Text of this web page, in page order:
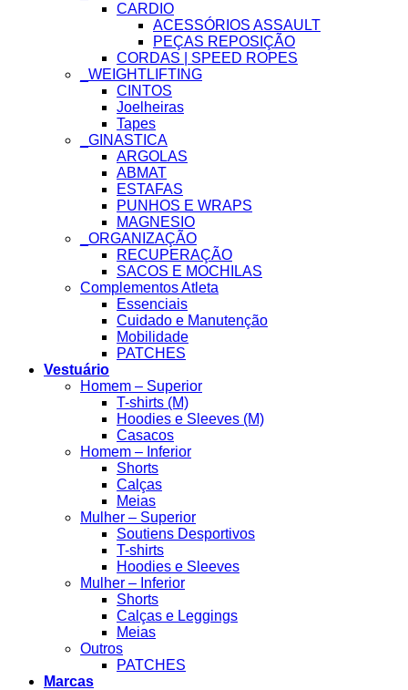
CARDIO
ACESSÓRIOS ASSAULT
PEÇAS REPOSIÇÃO
CORDAS | SPEED ROPES
_WEIGHTLIFTING
CINTOS
Joelheiras
Tapes
_GINASTICA
ARGOLAS
ABMAT
ESTAFAS
PUNHOS E WRAPS
MAGNESIO
_ORGANIZAÇÃO
RECUPERAÇÃO
SACOS E MOCHILAS
Complementos Atleta
Essenciais
Cuidado e Manutenção
Mobilidade
PATCHES
Vestuário
Homem – Superior
T-shirts (M)
Hoodies e Sleeves (M)
Casacos
Homem – Inferior
Shorts
Calças
Meias
Mulher – Superior
Soutiens Desportivos
T-shirts
Hoodies e Sleeves
Mulher – Inferior
Shorts
Calças e Leggings
Meias
Outros
PATCHES
Marcas